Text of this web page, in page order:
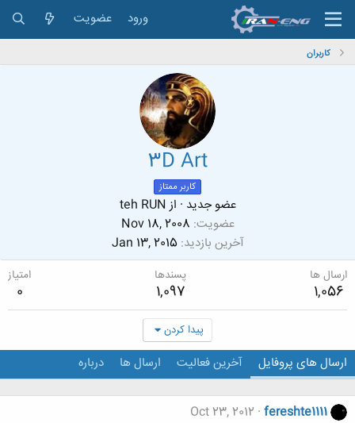
ورود عضویت
کاربران
3D Art
کاربر ممتاز
عضو جدید · ازteh RUN
عضویت Nov 18, 2008
آخرین بازدید Jan 13, 2015
ارسال ها
1,056
پسندها
1,097
امتیاز
0
پیدا کردن
ارسال های پروفایل آخرین فعالیت ارسال ها درباره
fereshte1111
Oct 23, 2012